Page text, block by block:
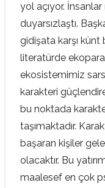
yol açıyor.
duyarsızlaştı.
gidişata karşı
literatürde
ekosistemimiz
karakteri
bu noktada
taşımaktadır.
başaran kişiler
olacaktır. Bu
maalesef en çok